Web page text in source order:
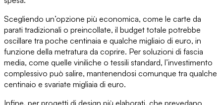
Scegliendo un’opzione più economica, come le carte da
parati tradizionali o preincollate, il budget totale potrebbe
oscillare tra poche centinaia e qualche migliaio di euro, in
funzione della metratura da coprire. Per soluzioni di fascia
media, come quelle viniliche o tessili standard, l’investimento
complessivo può salire, mantenendosi comunque tra qualche
centinaio e svariate migliaia di euro.